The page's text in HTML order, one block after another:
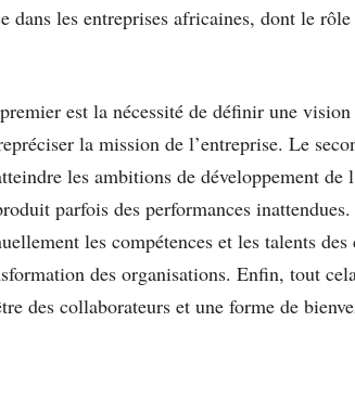
les entreprises africaines, dont le
est la nécessité de définir une
la mission de l’entreprise. Le
les ambitions de développement de
parfois des performances
les compétences et les talents des
des organisations. Enfin, tout
des collaborateurs et une forme de